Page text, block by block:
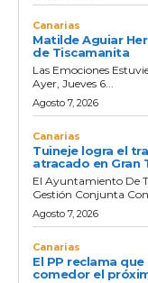
Canarias
Matilde Aguiar
de Tiscamanita
Las Emociones
Ayer, Jueves 6...
Agosto 7, 2026
Canarias
Tuineje logra el
atracado en Gran
El Ayuntamiento De
Gestión Conjunta
Agosto 7, 2026
Canarias
El PP reclama
comedor el